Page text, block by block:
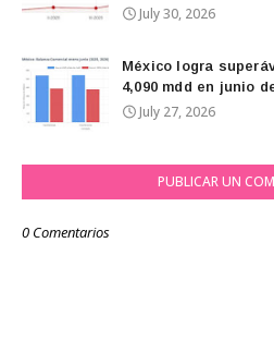
July 30, 2026
México logra
4,090 mdd en junio
July 27, 2026
PUBLICAR UN
0 Comentarios